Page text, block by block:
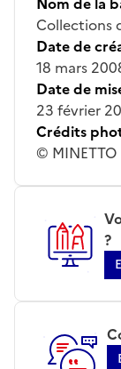
Collections
Date de
18 mars
Date de
23 février
Crédits
© MINETTO
?